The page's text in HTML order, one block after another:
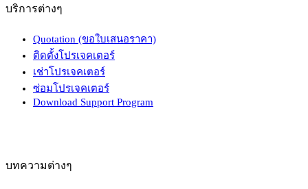
บริการต่างๆ
Quotation (ขอใบเสนอราคา)
ติดตั้งโปรเจคเตอร์
เช่าโปรเจคเตอร์
ซ่อมโปรเจคเตอร์
Download Support Program
บทความต่างๆ